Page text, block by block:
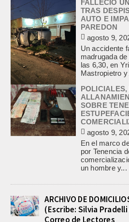
FALLECIO
TRAS
AUTO E
PAREDON
agosto 9,
Un accidente
madrugada
las 6,30, en
Mastropietro y
SOBRE
agosto 9,
En el marco
por Tenencia
un hombre y...
ARCHIVO DE
(Escribe: Silvia
Correo de Lectores